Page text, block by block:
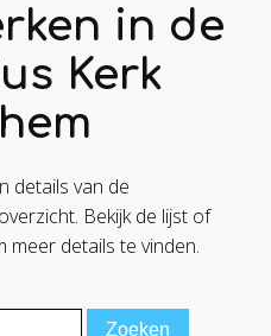
in de
Kerk
details van de
Bekijk de lijst of
meer details te vinden.